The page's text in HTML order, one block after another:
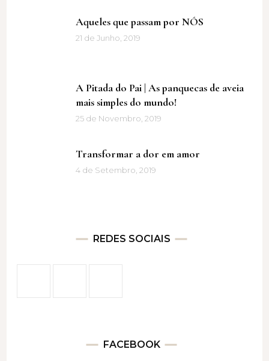
Aqueles que passam por NÓS
21 de Junho, 2019
A Pitada do Pai | As panquecas de aveia
mais simples do mundo!
25 de Novembro, 2019
Transformar a dor em amor
4 de Setembro, 2019
REDES SOCIAIS
FACEBOOK